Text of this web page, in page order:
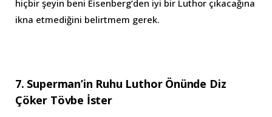
hiçbir şeyin beni Eisenberg’den iyi bir Luthor çıkacağına
ikna etmediğini belirtmem gerek.
7. Superman’in Ruhu Luthor Önünde Diz
Çöker Tövbe İster